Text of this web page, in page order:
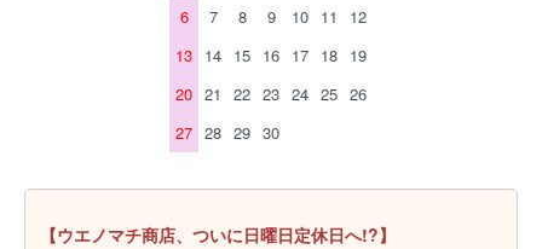
6
7 8 9 10 11
12
13 14 15 16 17 18 19
20 21 22 23 24 25 26
27 28 29 30
【ウエノマチ商店、ついに日曜日定休日へ!?】